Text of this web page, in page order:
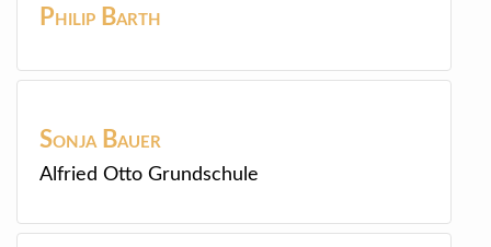
Philip Barth
Sonja Bauer
Alfried Otto Grundschule